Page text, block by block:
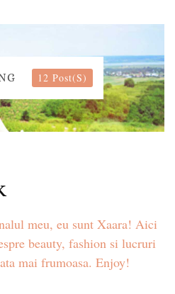
12 Post(s)
meu, eu sunt Xaara! Aici
beauty, fashion si lucruri
mai frumoasa. Enjoy!